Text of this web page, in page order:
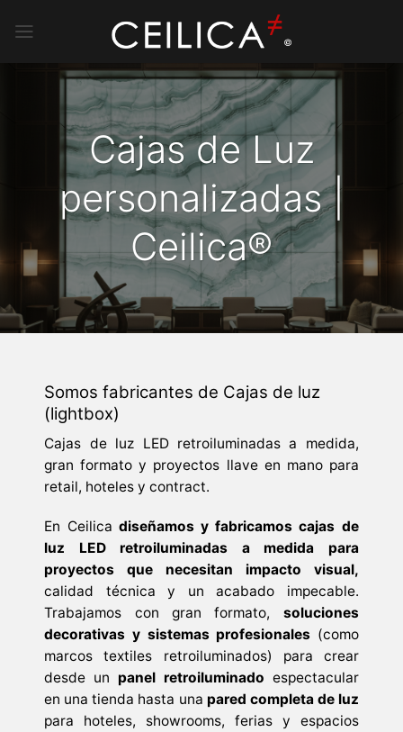
Cajas de Luz
personalizadas |
Ceilica®
Somos fabricantes de Cajas de luz
(lightbox)
Cajas de luz LED retroiluminadas a medida,
gran formato y proyectos llave en mano para
retail, hoteles y contract.
En Ceilica diseñamos y fabricamos cajas de
luz LED retroiluminadas a medida para
proyectos que necesitan impacto visual,
calidad técnica y un acabado impecable.
Trabajamos con gran formato, soluciones
decorativas y sistemas profesionales (como
marcos textiles retroiluminados) para crear
desde un panel retroiluminado espectacular
en una tienda hasta una pared completa de luz
para hoteles, showrooms, ferias y espacios